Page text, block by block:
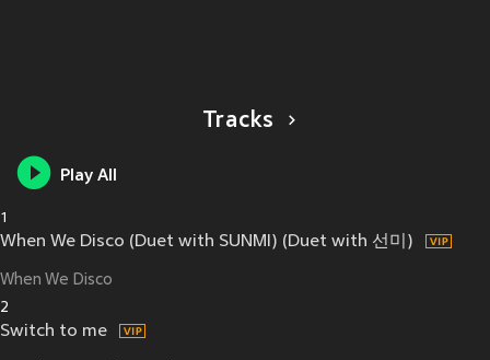
Tracks
Play All
1
When We Disco (Duet with SUNMI) (Duet with 선미)
When We Disco
2
Switch to me